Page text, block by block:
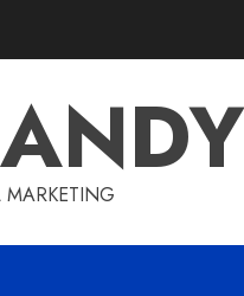
MARKETING